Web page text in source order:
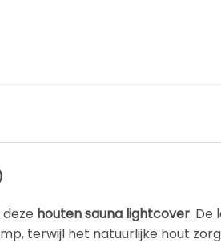
houten sauna lightcover. De
terwijl het natuurlijke hout